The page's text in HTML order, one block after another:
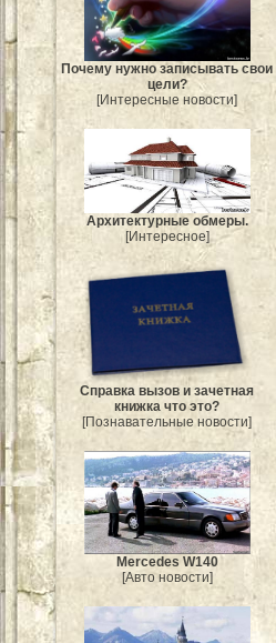
Почему нужно записывать свои
цели?
[Интересные новости]
Архитектурные обмеры.
[Интересное]
Справка вызов и зачетная
книжка что это?
[Познавательные новости]
Mercedes W140
[Авто новости]